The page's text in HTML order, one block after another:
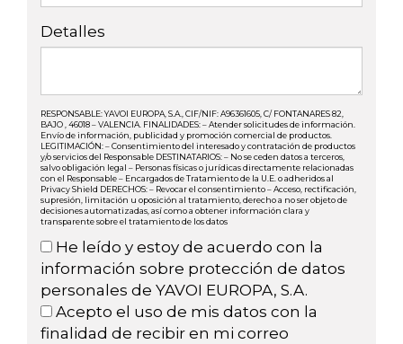
Detalles
RESPONSABLE: YAVOI EUROPA, S.A., CIF/NIF: A96361605, C/ FONTANARES 82,
BAJO , 46018 – VALENCIA. FINALIDADES: – Atender solicitudes de información.
Envío de información, publicidad y promoción comercial de productos.
LEGITIMACIÓN: – Consentimiento del interesado y contratación de productos
y/o servicios del Responsable DESTINATARIOS: – No se ceden datos a terceros,
salvo obligación legal – Personas físicas o jurídicas directamente relacionadas
con el Responsable – Encargados de Tratamiento de la U.E. o adheridos al
Privacy Shield DERECHOS: – Revocar el consentimiento – Acceso, rectificación,
supresión, limitación u oposición al tratamiento, derecho a no ser objeto de
decisiones automatizadas, así como a obtener información clara y
transparente sobre el tratamiento de los datos
He leído y estoy de acuerdo con la
información sobre protección de datos
personales de YAVOI EUROPA, S.A.
Acepto el uso de mis datos con la
finalidad de recibir en mi correo